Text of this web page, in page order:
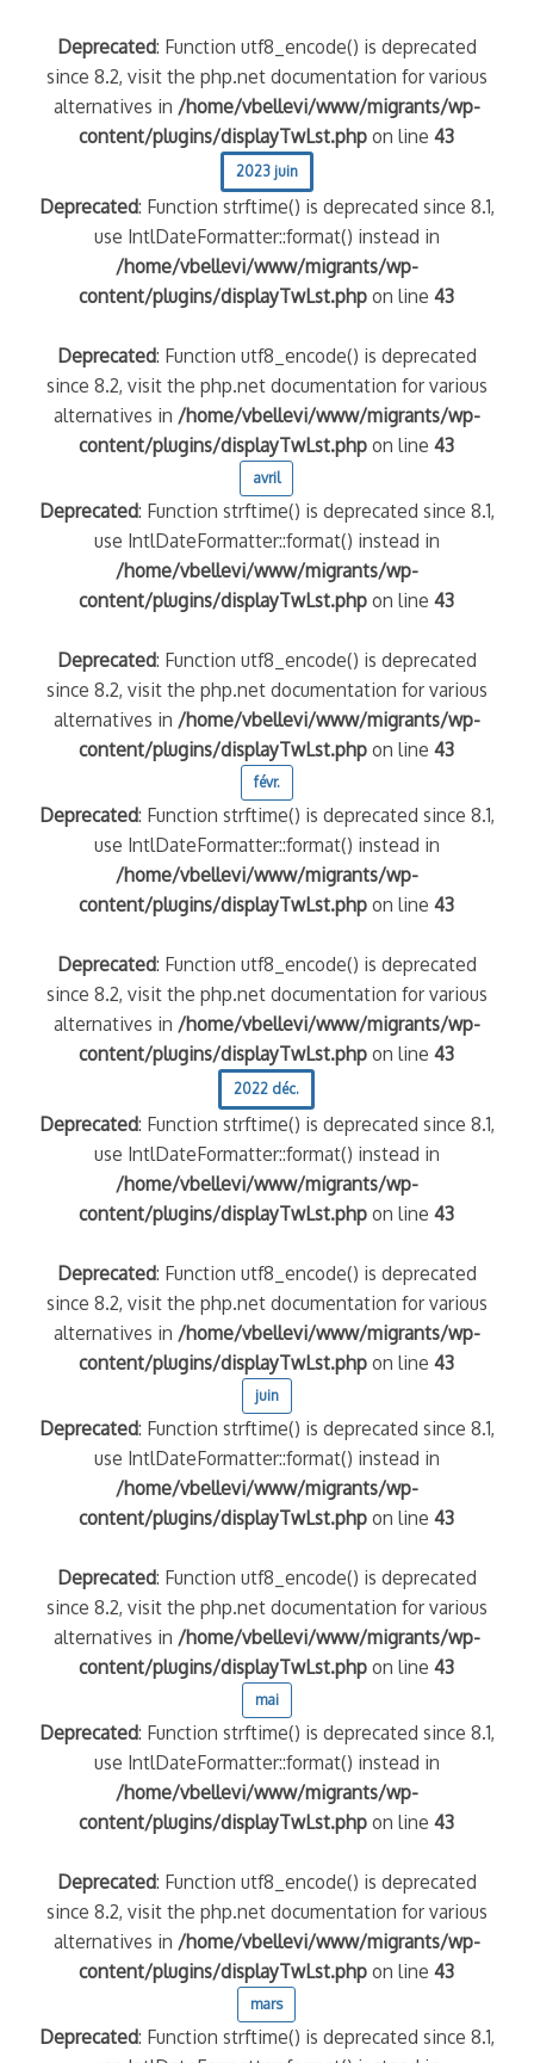
Deprecated: Function utf8_encode() is deprecated
since 8.2, visit the php.net documentation for various
alternatives in /home/vbellevi/www/migrants/wp-
content/plugins/displayTwLst.php on line43
2023 juin
Deprecated: Function strftime() is deprecated since 8.1,
use IntlDateFormatter::format() instead in
/home/vbellevi/www/migrants/wp-
content/plugins/displayTwLst.php on line43
Deprecated: Function utf8_encode() is deprecated
since 8.2, visit the php.net documentation for various
alternatives in /home/vbellevi/www/migrants/wp-
content/plugins/displayTwLst.php on line43
avril
Deprecated: Function strftime() is deprecated since 8.1,
use IntlDateFormatter::format() instead in
/home/vbellevi/www/migrants/wp-
content/plugins/displayTwLst.php on line43
Deprecated: Function utf8_encode() is deprecated
since 8.2, visit the php.net documentation for various
alternatives in /home/vbellevi/www/migrants/wp-
content/plugins/displayTwLst.php on line43
févr.
Deprecated: Function strftime() is deprecated since 8.1,
use IntlDateFormatter::format() instead in
/home/vbellevi/www/migrants/wp-
content/plugins/displayTwLst.php on line43
Deprecated: Function utf8_encode() is deprecated
since 8.2, visit the php.net documentation for various
alternatives in /home/vbellevi/www/migrants/wp-
content/plugins/displayTwLst.php on line43
2022 déc.
Deprecated: Function strftime() is deprecated since 8.1,
use IntlDateFormatter::format() instead in
/home/vbellevi/www/migrants/wp-
content/plugins/displayTwLst.php on line43
Deprecated: Function utf8_encode() is deprecated
since 8.2, visit the php.net documentation for various
alternatives in /home/vbellevi/www/migrants/wp-
content/plugins/displayTwLst.php on line43
juin
Deprecated: Function strftime() is deprecated since 8.1,
use IntlDateFormatter::format() instead in
/home/vbellevi/www/migrants/wp-
content/plugins/displayTwLst.php on line43
Deprecated: Function utf8_encode() is deprecated
since 8.2, visit the php.net documentation for various
alternatives in /home/vbellevi/www/migrants/wp-
content/plugins/displayTwLst.php on line43
mai
Deprecated: Function strftime() is deprecated since 8.1,
use IntlDateFormatter::format() instead in
/home/vbellevi/www/migrants/wp-
content/plugins/displayTwLst.php on line43
Deprecated: Function utf8_encode() is deprecated
since 8.2, visit the php.net documentation for various
alternatives in /home/vbellevi/www/migrants/wp-
content/plugins/displayTwLst.php on line43
mars
Deprecated: Function strftime() is deprecated since 8.1,